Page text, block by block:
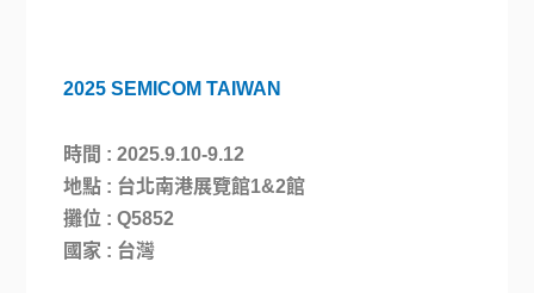
2025 SEMICOM TAIWAN
時間 : 2025.9.10-9.12
地點 : 台北南港展覽館1&2館
攤位 : Q5852
國家 : 台灣